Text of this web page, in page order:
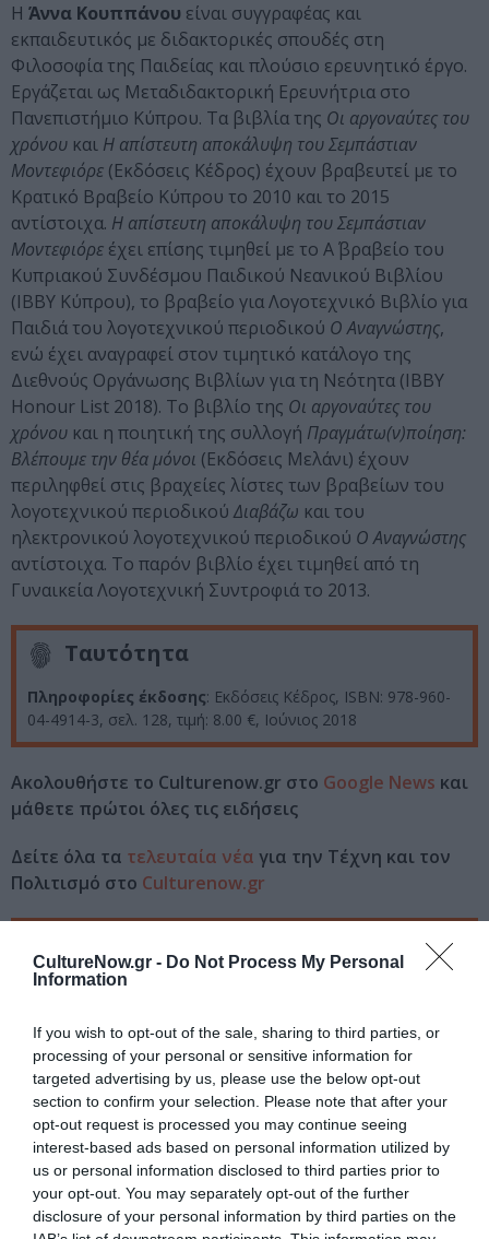
CultureNow.gr - Do Not Process My Personal
Information
If you wish to opt-out of the sale, sharing to third parties, or
processing of your personal or sensitive information for
targeted advertising by us, please use the below opt-out
section to confirm your selection. Please note that after your
opt-out request is processed you may continue seeing
interest-based ads based on personal information utilized by
us or personal information disclosed to third parties prior to
your opt-out. You may separately opt-out of the further
disclosure of your personal information by third parties on the
Η Άννα Κουππάνου είναι συγγραφέας και
εκπαιδευτικός με διδακτορικές σπουδές στη
Φιλοσοφία της Παιδείας και πλούσιο ερευνητικό έργο.
Εργάζεται ως Μεταδιδακτορική Ερευνήτρια στο
Πανεπιστήμιο Κύπρου. Τα βιβλία της Οι αργοναύτες του
χρόνου και Η απίστευτη αποκάλυψη του Σεμπάστιαν
Μοντεφιόρε (Εκδόσεις Κέδρος) έχουν βραβευτεί με το
Κρατικό Βραβείο Κύπρου το 2010 και το 2015
αντίστοιχα. Η απίστευτη αποκάλυψη του Σεμπάστιαν
Μοντεφιόρε έχει επίσης τιμηθεί με το Α΄ βραβείο του
Κυπριακού Συνδέσμου Παιδικού Νεανικού Βιβλίου
(ΙΒΒΥ Κύπρου), το βραβείο για Λογοτεχνικό Βιβλίο για
Παιδιά του λογοτεχνικού περιοδικού Ο Αναγνώστης,
ενώ έχει αναγραφεί στον τιμητικό κατάλογο της
Διεθνούς Οργάνωσης Βιβλίων για τη Νεότητα (IBBY
Honour List 2018). Tο βιβλίο της Οι αργοναύτες του
χρόνου και η ποιητική της συλλογή Πραγμάτω(ν)ποίηση:
Βλέπουμε την θέα μόνοι (Εκδόσεις Μελάνι) έχουν
περιληφθεί στις βραχείες λίστες των βραβείων του
λογοτεχνικού περιοδικού Διαβάζω και του
ηλεκτρονικού λογοτεχνικού περιοδικού Ο Αναγνώστης
αντίστοιχα. Το παρόν βιβλίο έχει τιμηθεί από τη
Γυναικεία Λογοτεχνική Συντροφιά το 2013.
Ταυτότητα
Πληροφορίες έκδοσης: Εκδόσεις Κέδρος, ISBN: 978-960-
04-4914-3, σελ. 128, τιμή: 8.00 €, Ιούνιος 2018
Ακολουθήστε το Culturenow.gr στο Google News και
μάθετε πρώτοι όλες τις ειδήσεις
Δείτε όλα τα τελευταία νέα για την Τέχνη και τον
Πολιτισμό στο Culturenow.gr
Tags
ΕΚΔΟΣΕΙΣ ΚΕΔΡΟΣ ΠΑΙΔΙΚΟ ΒΙΒΛΙΟ
Newsletter
Κάθε βδομάδα στο e-mail σας τα τελευταία νέα για
την Τέχνη και τον Πολιτισμό!